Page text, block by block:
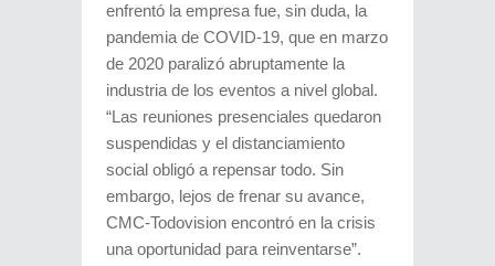
enfrentó la empresa fue, sin duda, la
pandemia de COVID-19, que en marzo
de 2020 paralizó abruptamente la
industria de los eventos a nivel global.
“Las reuniones presenciales quedaron
suspendidas y el distanciamiento
social obligó a repensar todo. Sin
embargo, lejos de frenar su avance,
CMC-Todovision encontró en la crisis
una oportunidad para reinventarse”.